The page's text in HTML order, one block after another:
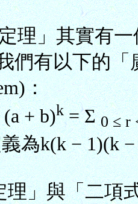
理」其實有
們有以下的「
：
(a + b)k= Σ0 ≤ r
為k(k − 1)(k
理」與「二項